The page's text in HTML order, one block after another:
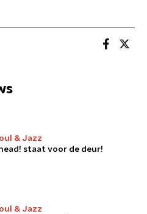
& Jazz
staat voor de deur!
& Jazz